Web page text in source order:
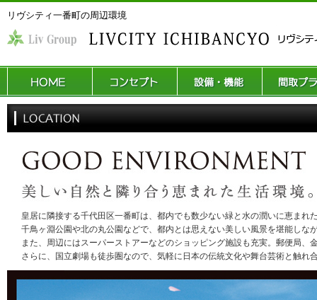
リヴシティ一番町の周辺環境
皇居に隣接する千代田区一番町は、都内でも数少ない緑と水の潤いに恵まれ
千鳥ヶ淵公園や北の丸公園などで、都内とは思えない美しい風景を堪能しな
また、周辺にはスーパーストアーなどのショッピング施設も充実。郵便局
さらに、国立劇場も徒歩圏なので、気軽に日本の伝統文化や舞台芸術と触れ